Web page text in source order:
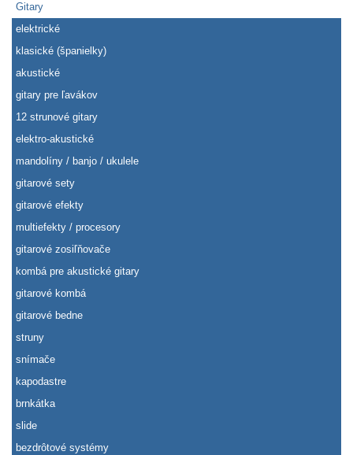
Gitary
elektrické
klasické (španielky)
akustické
gitary pre ľavákov
12 strunové gitary
elektro-akustické
mandolíny / banjo / ukulele
gitarové sety
gitarové efekty
multiefekty / procesory
gitarové zosiľňovače
kombá pre akustické gitary
gitarové kombá
gitarové bedne
struny
snímače
kapodastre
brnkátka
slide
bezdrôtové systémy